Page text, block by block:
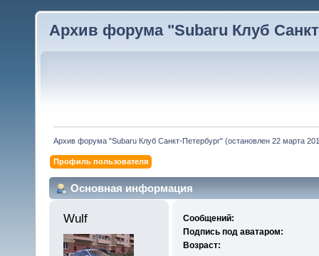
Архив форума "Subaru Клуб
Архив форума "Subaru Клуб Санкт-Петербург" (остановлен 22 марта
Профиль пользователя
Основная информация
Wulf
Сообщений:
Подпись под аватаром:
Возраст: